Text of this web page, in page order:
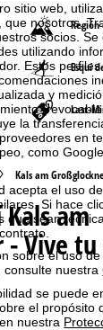
sitio web,
nosotros,
socios.
utilizando
Estos
y
la
en
como
acepta el uso
Si hace
que sean
sobre el uso
consulte nuestra
se puede
el propósito
nuestra
Esquí
Last-
Kals am
Kals am
Vive